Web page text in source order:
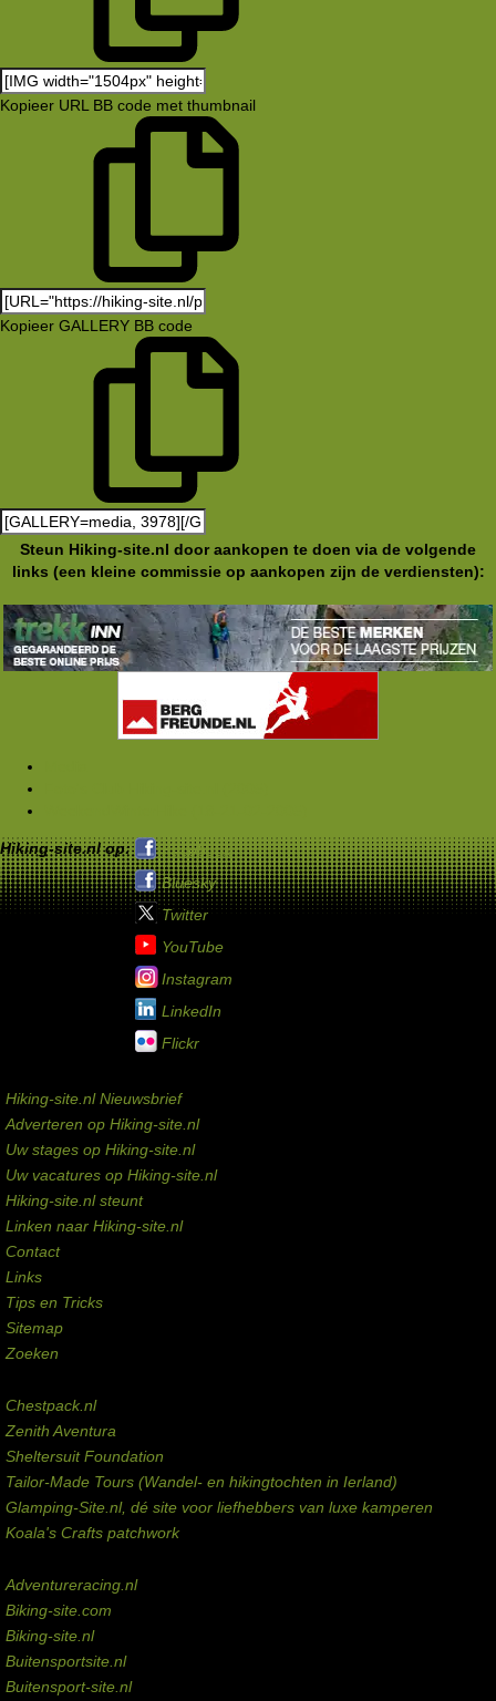
Kopieer URL BB code met thumbnail
Kopieer GALLERY BB code
Steun Hiking-site.nl door aankopen te doen via de volgende
links (een kleine commissie op aankopen zijn de verdiensten):
Hiking-site.nl op:
Facebook
Bluesky
Twitter
YouTube
Instagram
LinkedIn
Flickr
Hiking-site.nl Nieuwsbrief
Adverteren op Hiking-site.nl
Uw stages op Hiking-site.nl
Uw vacatures op Hiking-site.nl
Hiking-site.nl steunt
Linken naar Hiking-site.nl
Contact
Links
Tips en Tricks
Sitemap
Zoeken
Chestpack.nl
Zenith Aventura
Sheltersuit Foundation
Tailor-Made Tours (Wandel- en hikingtochten in Ierland)
Glamping-Site.nl, dé site voor liefhebbers van luxe kamperen
Koala's Crafts patchwork
Adventureracing.nl
Biking-site.com
Biking-site.nl
Buitensportsite.nl
Buitensport-site.nl